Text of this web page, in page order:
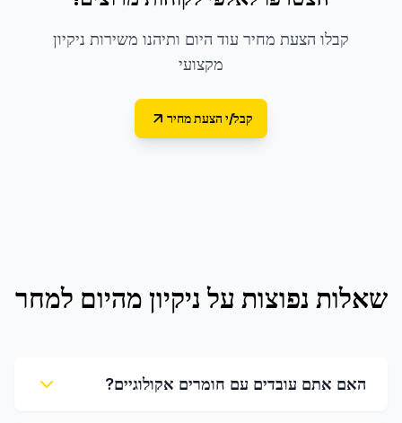
קבלו הצעת מחיר עוד היום ותיהנו משירות ניקיון
מקצועי
קבל/י הצעת מחיר
שאלות נפוצות על ניקיון מהיום למחר
האם אתם עובדים עם חומרים אקולוגיים?